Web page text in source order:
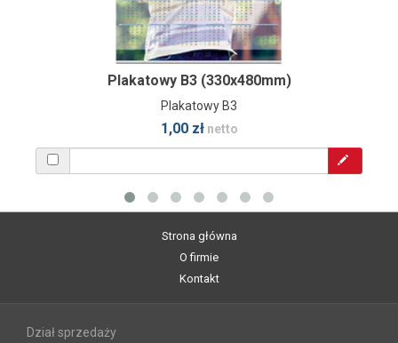
Plakatowy B3 (330x480mm)
Plakatowy B3
1,00 złnetto
Strona główna
O firmie
Kontakt
Dział sprzedaży